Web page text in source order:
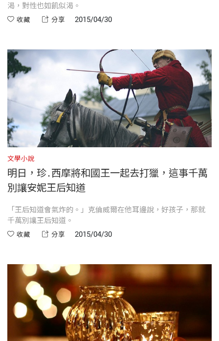
渴，對性也如飢似渴。
收藏 分享 2015/04/30
文學小說
明日，珍․西摩將和國王一起去打獵，這事千萬
別讓安妮王后知道
「王后知道會氣炸的。」克倫威爾在他耳邊說，好孩子，那就
千萬別讓王后知道。
收藏 分享 2015/04/30